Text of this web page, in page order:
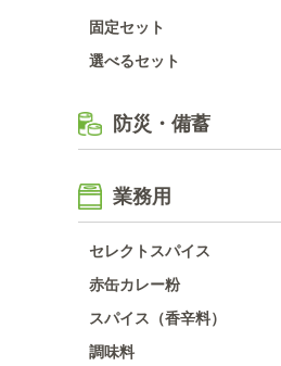
固定セット
選べるセット
防災・備蓄
業務用
セレクトスパイス
赤缶カレー粉
スパイス（香辛料）
調味料